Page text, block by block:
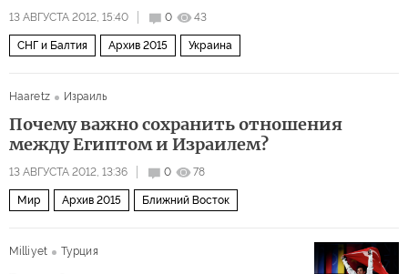
13 АВГУСТА 2012, 15:40 0 43
СНГ и Балтия Архив 2015 Украина
Haaretz Израиль
Почему важно сохранить отношения
между Египтом и Израилем?
13 АВГУСТА 2012, 13:36 0 78
Мир Архив 2015 Ближний Восток
Milliyet Турция